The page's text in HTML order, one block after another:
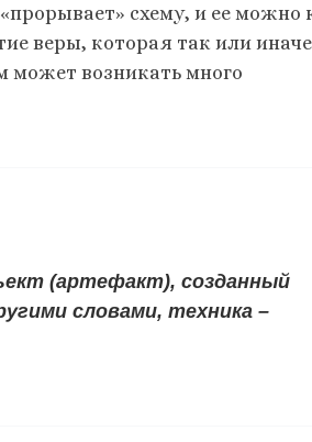
схему, и ее можно
веры, которая так или иначе
может возникать много
(артефакт), созданный
словами, техника –